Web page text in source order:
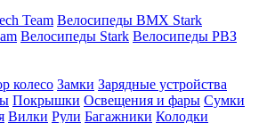
Team Велосипеды BMX Stark
Велосипеды Stark Велосипеды РВЗ
колесо Замки Зарядные устройства
Покрышки Освещения и фары Сумки
Вилки Рули Багажники Колодки